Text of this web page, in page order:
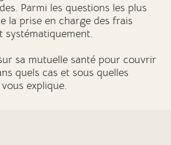
Parmi les questions les plus
la prise en charge des frais
systématiquement.
sa mutuelle santé pour couvrir
quels cas et sous quelles
explique.